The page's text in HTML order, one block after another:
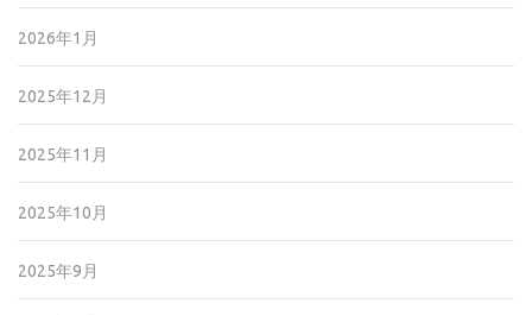
2026年1月
2025年12月
2025年11月
2025年10月
2025年9月